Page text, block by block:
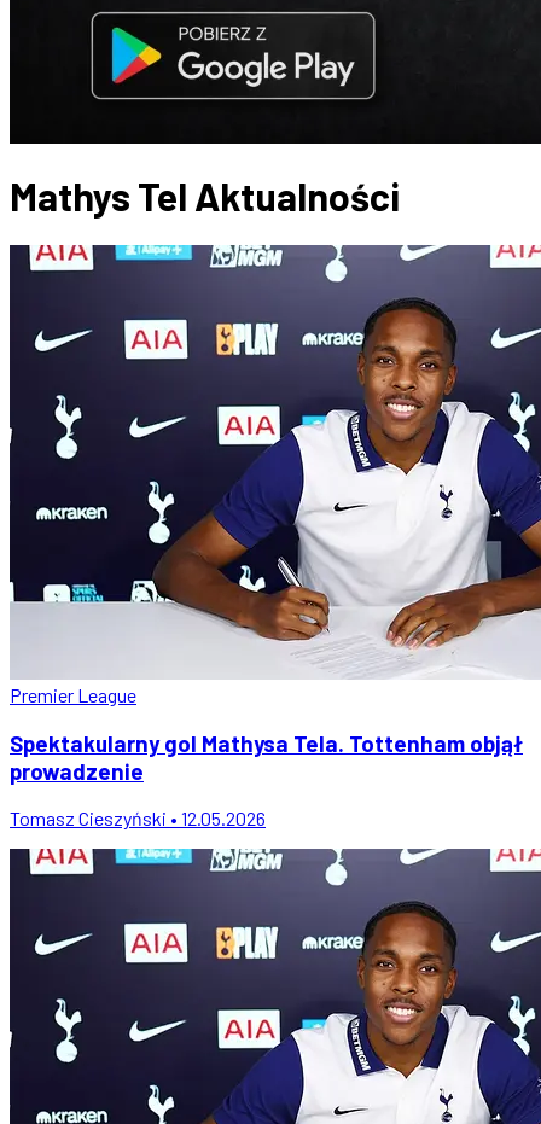
Mathys Tel Aktualności
Premier League
Spektakularny gol Mathysa Tela. Tottenham objął
prowadzenie
Tomasz Cieszyński • 12.05.2026